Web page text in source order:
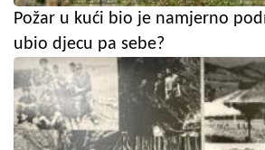
Požar u kući bio je namjerno
ubio djecu pa sebe?